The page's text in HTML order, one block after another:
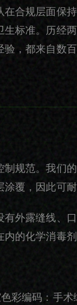
在合规层面保
生标准。历经
，都来自数
制规范。我们
覆，因此可
有外露缝线、
的化学消毒剂
彩编码：手